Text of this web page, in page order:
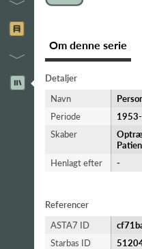
Om denne serie
Detaljer
Navn
Periode
Skaber
Henlagt efter
-
Referencer
ASTA7 ID
Starbas ID